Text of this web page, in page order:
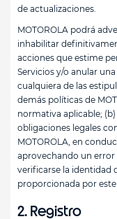
de actualizaciones.
MOTOROLA podrá
inhabilitar
acciones que estime
Servicios y/o anular
cualquiera de las
demás políticas de
normativa aplicable;
obligaciones legales
MOTOROLA, en
aprovechando un error
verificarse la identidad
proporcionada por
2. Registro